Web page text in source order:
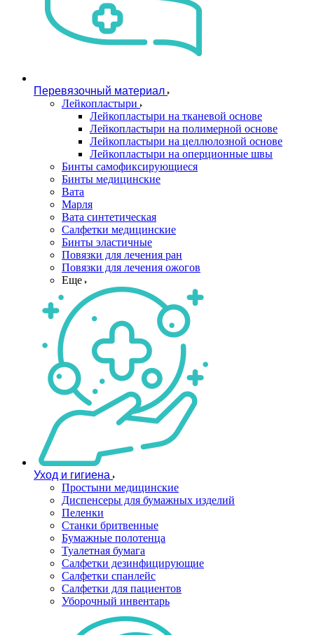
Перевязочный материал
Лейкопластыри
Лейкопластыри на тканевой основе
Лейкопластыри на полимерной основе
Лейкопластыри на целлюлозной основе
Лейкопластыри на оперционные швы
Бинты самофиксирующиеся
Бинты медицинские
Вата
Марля
Вата синтетическая
Салфетки медицинские
Бинты эластичные
Повязки для лечения ран
Повязки для лечения ожогов
Еще
Уход и гигиена
Простыни медицинские
Диспенсеры для бумажных изделий
Пеленки
Станки бритвенные
Бумажные полотенца
Туалетная бумага
Салфетки дезинфицирующие
Салфетки спанлейс
Салфетки для пациентов
Уборочный инвентарь